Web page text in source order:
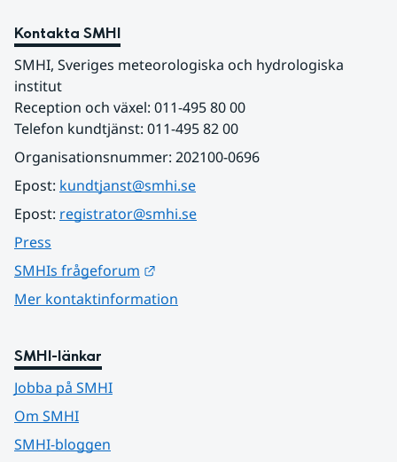
Kontakta SMHI
SMHI, Sveriges meteorologiska och hydrologiska
institut
Reception och växel: 011-495 80 00
Telefon kundtjänst: 011-495 82 00
Organisationsnummer: 202100-0696
Epost: kundtjanst@smhi.se
Epost: registrator@smhi.se
Press
SMHIs frågeforum
Mer kontaktinformation
SMHI-länkar
Jobba på SMHI
Om SMHI
SMHI-bloggen